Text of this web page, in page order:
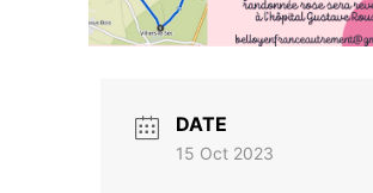
DATE
15 Oct 2023